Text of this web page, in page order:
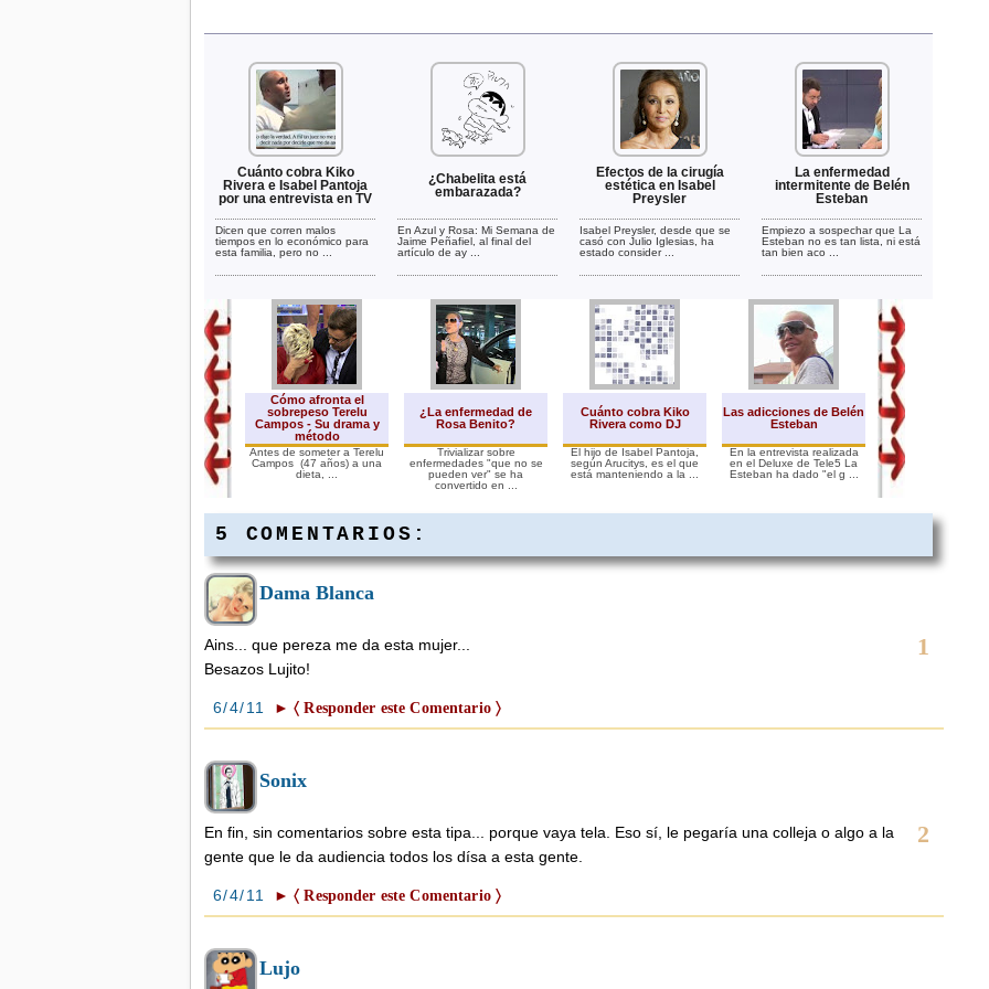
Cuánto cobra Kiko
Rivera e Isabel Pantoja
por una entrevista en TV
Dicen que corren malos
tiempos en lo económico para
esta familia, pero no ...
¿Chabelita está
embarazada?
En Azul y Rosa: Mi Semana de
Jaime Peñafiel, al final del
artículo de ay ...
Efectos de la cirugía
estética en Isabel
Preysler
Isabel Preysler, desde que se
casó con Julio Iglesias, ha
estado consider ...
La enfermedad
intermitente de Belén
Esteban
Empiezo a sospechar que La
Esteban no es tan lista, ni está
tan bien aco ...
Cómo afronta el
sobrepeso Terelu
Campos - Su drama y
método
Antes de someter a Terelu
Campos (47 años) a una
dieta, ...
¿La enfermedad de
Rosa Benito?
Trivializar sobre
enfermedades "que no se
pueden ver" se ha
convertido en ...
Cuánto cobra Kiko
Rivera como DJ
El hijo de Isabel Pantoja,
según Arucitys, es el que
está manteniendo a la ...
Las adicciones de Belén
Esteban
En la entrevista realizada
en el Deluxe de Tele5 La
Esteban ha dado "el g ...
La Dieta de
La revista QMD
portada la imagen de
Esteban
5 COMENTARIOS:
Dama Blanca
1
Ains... que pereza me da esta mujer...
Besazos Lujito!
6/4/11 ► 〈 Responder este Comentario 〉
Sonix
2
En fin, sin comentarios sobre esta tipa... porque vaya tela. Eso sí, le pegaría una colleja o algo a la
gente que le da audiencia todos los dísa a esta gente.
6/4/11 ► 〈 Responder este Comentario 〉
Lujo